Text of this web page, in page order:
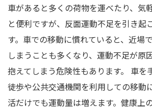
車があると多くの荷物を運べたり、気
と便利ですが、反面運動不足を引き起
す。車での移動に慣れていると、近場
しまうことも多くなり、運動不足が原
抱えてしまう危険性もあります。 車を
徒歩や公共交通機関を利用しての移動
活だけでも運動量は増えます。健康上